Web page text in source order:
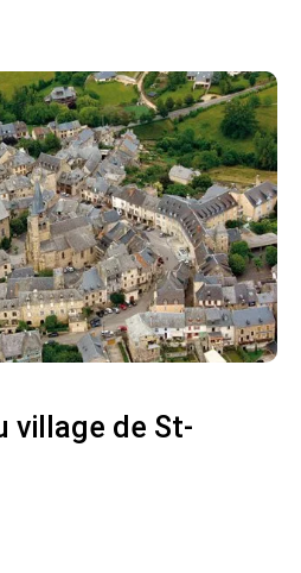
village de St-